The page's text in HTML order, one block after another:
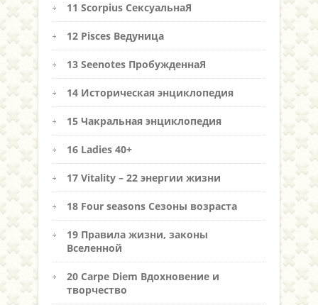
11 Scorpius СексуальнаЯ
12 Pisces Ведуница
13 Seenotes ПробужденнаЯ
14 Историческая энциклопедия
15 Чакральная энциклопедия
16 Ladies 40+
17 Vitality – 22 энергии жизни
18 Four seasons Сезоны возраста
19 Правила жизни, законы
Вселенной
20 Carpe Diem Вдохновение и
творчество